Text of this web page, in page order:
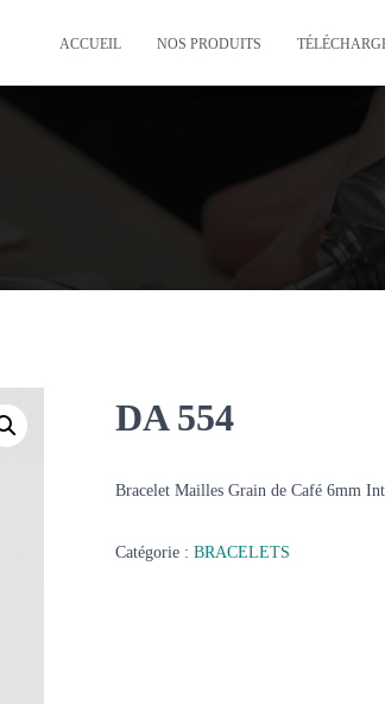
ACCUEIL NOS PRODUITS
DA 554
Bracelet Mailles Grain de Café 6mm
Catégorie : BRACELETS